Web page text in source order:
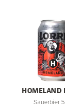
HOMELAND
Sauerbier